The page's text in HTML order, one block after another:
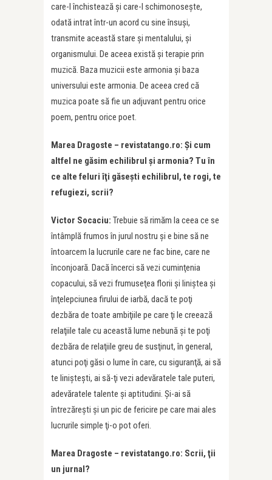
care-l închistează şi care-l schimonoseşte,
odată intrat într-un acord cu sine însuşi,
transmite această stare şi mentalului, şi
organismului. De aceea există şi terapie prin
muzică. Baza muzicii este armonia şi baza
universului este armonia. De aceea cred că
muzica poate să fie un adjuvant pentru orice
poem, pentru orice poet.
Marea Dragoste – revistatango.ro: Şi cum
altfel ne găsim echilibrul şi armonia? Tu în
ce alte feluri îţi găseşti echilibrul, te rogi, te
refugiezi, scrii?
Victor Socaciu: Trebuie să rimăm la ceea ce se
întâmplă frumos în jurul nostru şi e bine să ne
întoarcem la lucrurile care ne fac bine, care ne
înconjoară. Dacă încerci să vezi cuminţenia
copacului, să vezi frumuseţea florii şi liniştea şi
înţelepciunea firului de iarbă, dacă te poţi
dezbăra de toate ambiţiile pe care ţi le creează
relaţiile tale cu această lume nebună şi te poţi
dezbăra de relaţiile greu de susţinut, în general,
atunci poţi găsi o lume în care, cu siguranţă, ai să
te linişteşti, ai să-ţi vezi adevăratele tale puteri,
adevăratele talente și aptitudini. Și-ai să
întrezărești şi un pic de fericire pe care mai ales
lucrurile simple ţi-o pot oferi.
Marea Dragoste – revistatango.ro: Scrii, ţii
un jurnal?